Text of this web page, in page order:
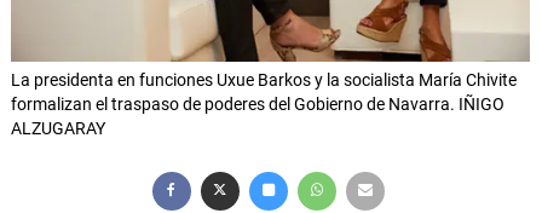
La presidenta en funciones Uxue Barkos y la socialista María Chivite
formalizan el traspaso de poderes del Gobierno de Navarra. IÑIGO
ALZUGARAY